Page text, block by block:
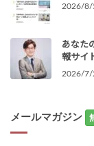
2026/8/
あなた
報サイ
2026/7/
メールマガジン